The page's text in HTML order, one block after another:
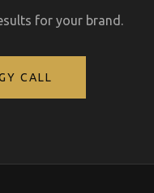
for your brand.
CALL